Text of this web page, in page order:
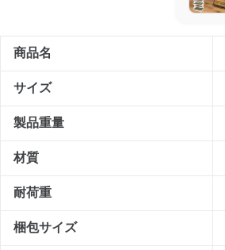
商品名
サイズ
製品重量
材質
耐荷重
梱包サイズ